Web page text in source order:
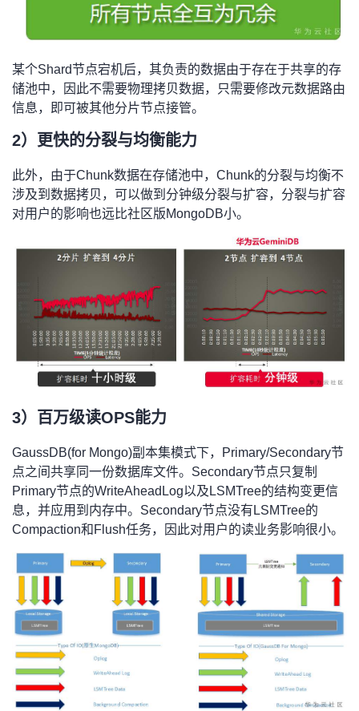
程
认
证
的
实
验
我
的
收
藏
支
持
声
建
议
某个Shard节点宕机后，其负责的数据由于存在于共享的存
储池中，因此不需要物理拷贝数据，只需要修改元数据路由
信息，即可被其他分片节点接管。
2）更快的分裂与均衡能力
此外，由于Chunk数据在存储池中，Chunk的分裂与均衡不
涉及到数据拷贝，可以做到分钟级分裂与扩容，分裂与扩容
对用户的影响也远比社区版MongoDB小。
3）百万级读OPS能力
GaussDB(for Mongo)副本集模式下，Primary/Secondary节
点之间共享同一份数据库文件。Secondary节点只复制
Primary节点的WriteAheadLog以及LSMTree的结构变更信
息，并应用到内存中。Secondary节点没有LSMTree的
Compaction和Flush任务，因此对用户的读业务影响很小。